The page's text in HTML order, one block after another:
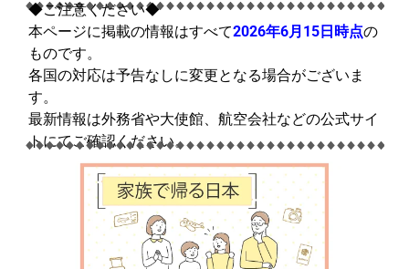
◆ご注意ください◆
本ページに掲載の情報はすべて2026年6月15日時点の
ものです。
各国の対応は予告なしに変更となる場合がございま
す。
最新情報は外務省や大使館、航空会社などの公式サイ
トにてご確認ください。